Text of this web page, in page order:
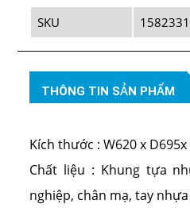
SKU
THÔNG TIN SẢN PHẨM
Kích thước : W620 x
Chất liệu : Khung tựa
nghiệp, chân mạ, tay